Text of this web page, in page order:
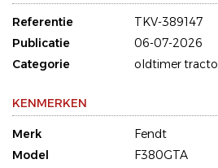
Referentie
TKV-389147
Publicatie
06-07-2026
Categorie
oldtimer
KENMERKEN
Merk
Fendt
Model
F380GTA